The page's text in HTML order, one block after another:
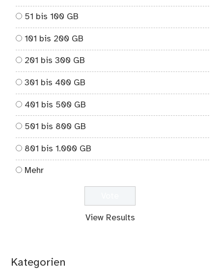
51 bis 100 GB
101 bis 200 GB
201 bis 300 GB
301 bis 400 GB
401 bis 500 GB
501 bis 800 GB
801 bis 1.000 GB
Mehr
View Results
Kategorien